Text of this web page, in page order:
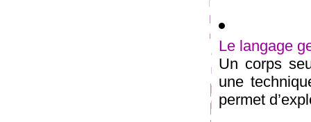
Le langage
Un corps
une
permet